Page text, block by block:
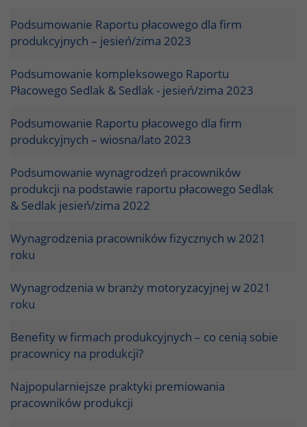
Podsumowanie Raportu płacowego dla firm
produkcyjnych – jesień/zima 2023
Podsumowanie kompleksowego Raportu
Płacowego Sedlak & Sedlak - jesień/zima 2023
Podsumowanie Raportu płacowego dla firm
produkcyjnych – wiosna/lato 2023
Podsumowanie wynagrodzeń pracowników
produkcji na podstawie raportu płacowego Sedlak
& Sedlak jesień/zima 2022
Wynagrodzenia pracowników fizycznych w 2021
roku
Wynagrodzenia w branży motoryzacyjnej w 2021
roku
Benefity w firmach produkcyjnych – co cenią sobie
pracownicy na produkcji?
Najpopularniejsze praktyki premiowania
pracowników produkcji